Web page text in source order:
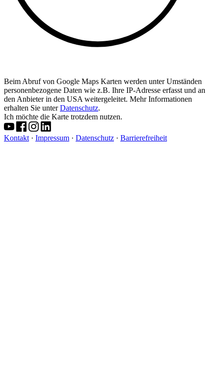
Beim Abruf von Google Maps Karten werden unter Umständen
personenbezogene Daten wie z.B. Ihre IP-Adresse erfasst und an
den Anbieter in den USA weitergeleitet. Mehr Informationen
erhalten Sie unterDatenschutz.
Ich möchte die Karte trotzdem nutzen.
Kontakt · Impressum · Datenschutz · Barrierefreiheit